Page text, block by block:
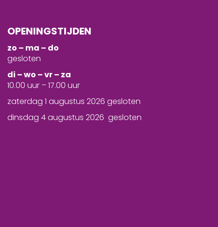
OPENINGSTIJDEN
zo – ma – do
gesloten
di – wo – vr – za
10.00 uur – 17.00 uur
zaterdag 1 augustus 2026 gesloten
dinsdag 4 augustus 2026 gesloten